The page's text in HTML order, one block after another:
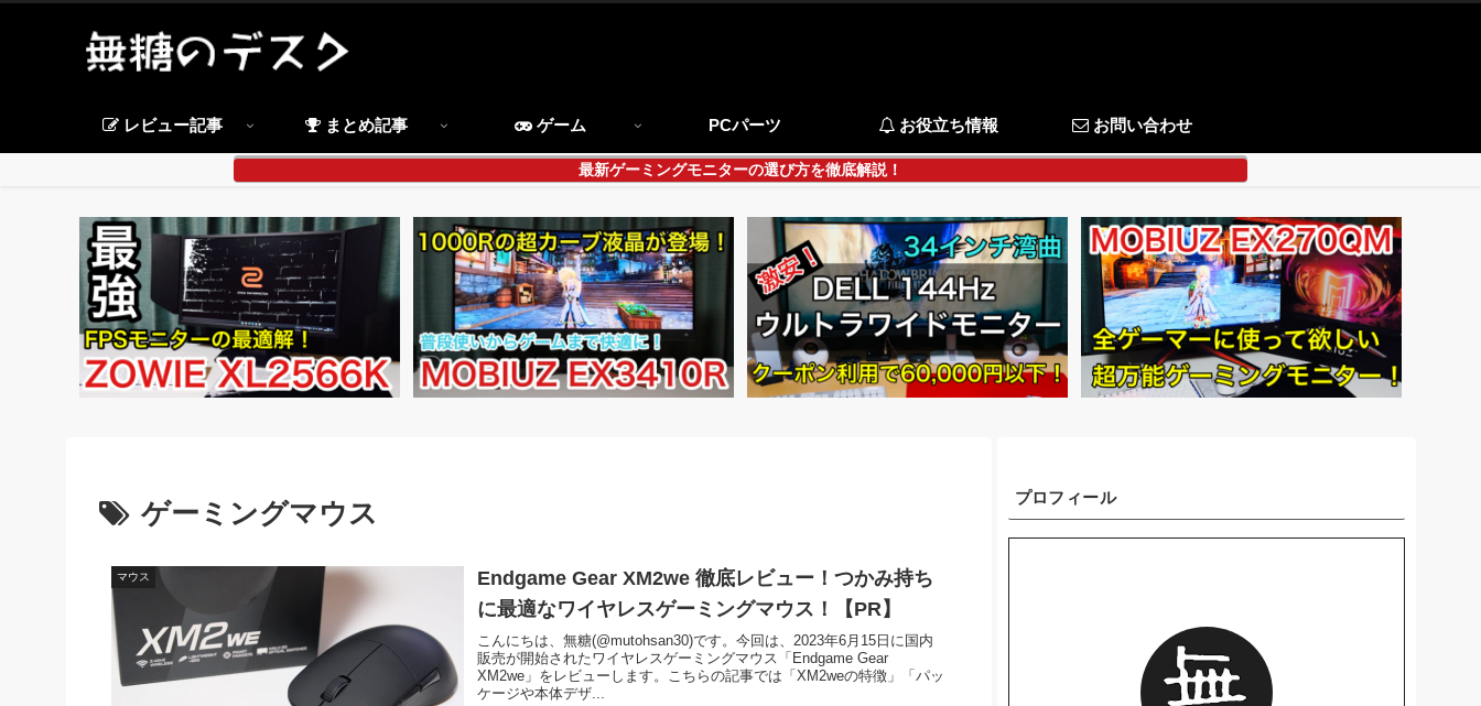
レビュー記事 まとめ記事 ゲーム PCパーツ お役立ち情報 お問い合わせ
最新ゲーミングモニターの選び方を徹底解説！
ゲーミングマウス
マウス
Endgame Gear XM2we 徹底レビュー！つかみ持ち
に最適なワイヤレスゲーミングマウス！【PR】
こんにちは、無糖(@mutohsan30)です。今回は、2023年6月15日に国内
販売が開始されたワイヤレスゲーミングマウス「Endgame Gear
XM2we」をレビューします。こちらの記事では「XM2weの特徴」「パッ
ケージや本体デザ...
プロフィール